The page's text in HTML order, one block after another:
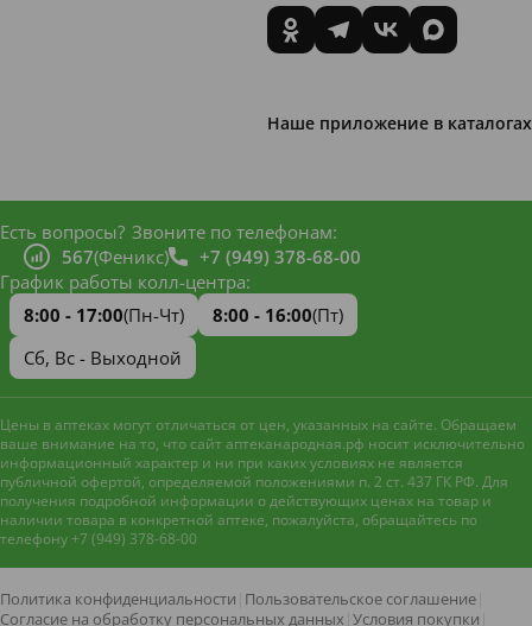
Наше приложение в каталогах
Есть вопросы? Звоните по телефонам:
567(Феникс)
+7 (949) 378-68-00
График работы колл-центра:
8:00 - 17:00(Пн-Чт) 8:00 - 16:00(Пт)
Сб, Вс - Выходной
Цены в аптеках могут отличаться от цен, указанных на сайте. Обращаем
ваше внимание на то, что сайт аптеканародная.рф носит исключительно
информационный характер и ни при каких условиях не является
публичной офертой, определяемой положениями п. 2 ст. 437 ГК РФ. Для
получения подробной информации о действующих ценах на товар и
наличии товара в конкретной аптеке, пожалуйста, обращайтесь по
телефону +7 (949) 378-68-00
Политика конфиденциальности Пользовательское соглашение
Согласие на обработку персональных данных Условия покупки
Наш сайт использует файлы
улучшения работы и анализа